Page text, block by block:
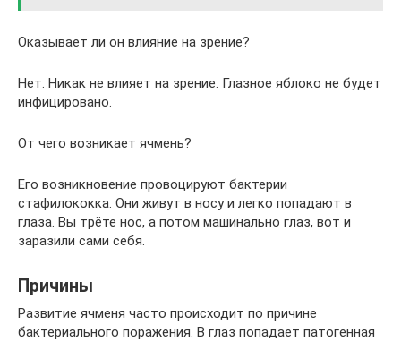
Оказывает ли он влияние на зрение?
Нет. Никак не влияет на зрение. Глазное яблоко не будет
инфицировано.
От чего возникает ячмень?
Его возникновение провоцируют бактерии
стафилококка. Они живут в носу и легко попадают в
глаза. Вы трёте нос, а потом машинально глаз, вот и
заразили сами себя.
Причины
Развитие ячменя часто происходит по причине
бактериального поражения. В глаз попадает патогенная